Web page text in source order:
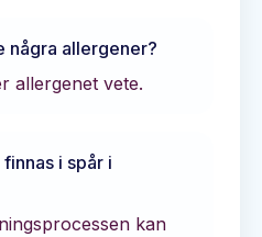
några allergener?
allergenet vete.
i spår i
kan